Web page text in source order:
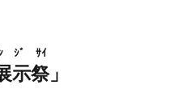
ｼﾞ ｻｲ
示祭」